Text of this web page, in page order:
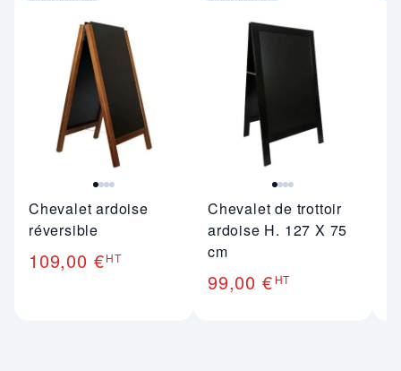
Image 1 sur 4
Chevalet ardoise
réversible
109,00 €HT
Image 1 sur 4
Chevalet de trottoir
ardoise H. 127 X 75
cm
99,00 € HT